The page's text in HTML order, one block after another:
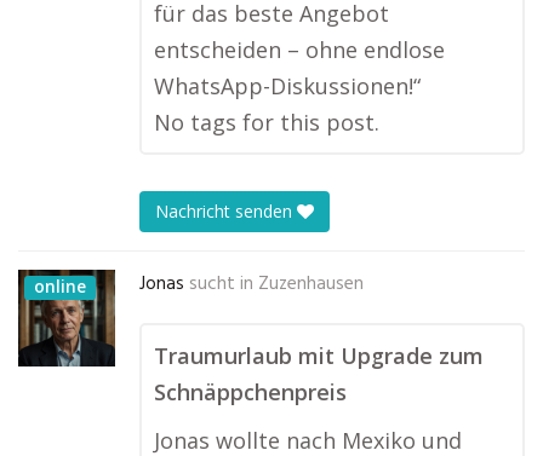
für das beste Angebot
entscheiden – ohne endlose
WhatsApp-Diskussionen!“
No tags for this post.
Nachricht senden
online Jonas sucht in Zuzenhausen
Traumurlaub mit Upgrade zum
Schnäppchenpreis
Jonas wollte nach Mexiko und